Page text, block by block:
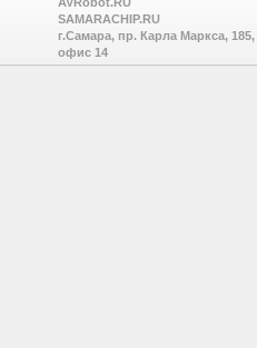
AVRobot.RU
SAMARACHIP.RU
г.Самара, пр. Карла Маркса, 185,
офис 14